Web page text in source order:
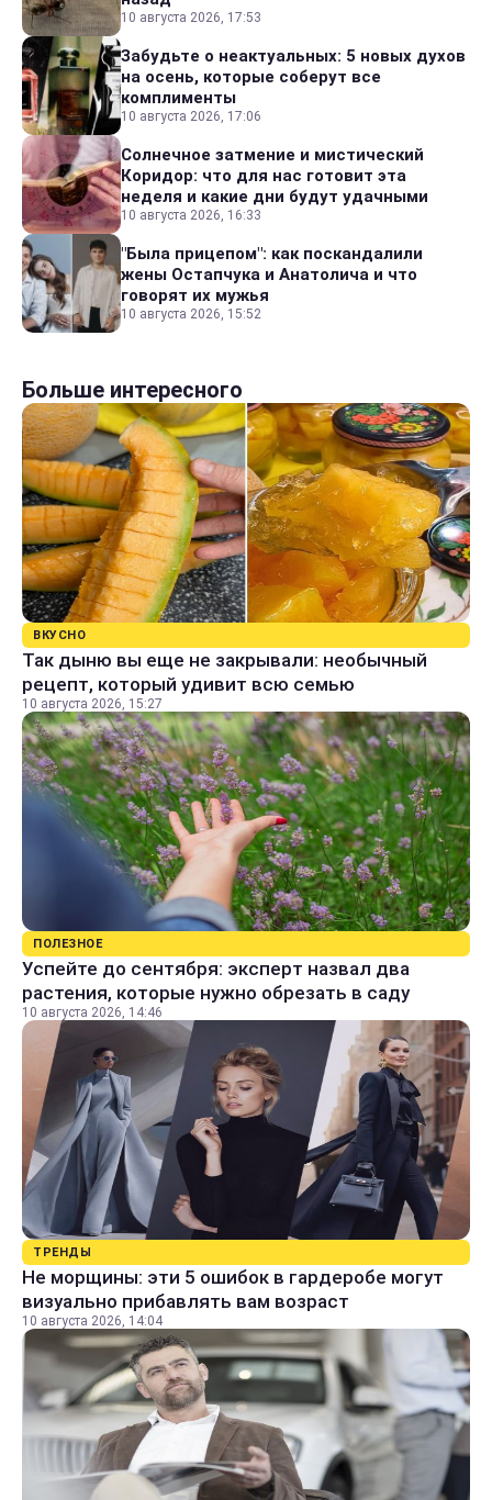
10 августа 2026, 17:53
Забудьте о неактуальных: 5 новых духов
на осень, которые соберут все
комплименты
10 августа 2026, 17:06
Солнечное затмение и мистический
Коридор: что для нас готовит эта
неделя и какие дни будут удачными
10 августа 2026, 16:33
"Была прицепом": как поскандалили
жены Остапчука и Анатолича и что
говорят их мужья
10 августа 2026, 15:52
Больше интересного
ВКУСНО
Так дыню вы еще не закрывали: необычный
рецепт, который удивит всю семью
10 августа 2026, 15:27
ПОЛЕЗНОЕ
Успейте до сентября: эксперт назвал два
растения, которые нужно обрезать в саду
10 августа 2026, 14:46
ТРЕНДЫ
Не морщины: эти 5 ошибок в гардеробе могут
визуально прибавлять вам возраст
10 августа 2026, 14:04